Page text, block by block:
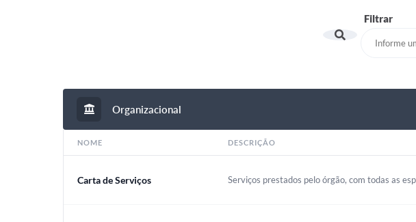
Filtrar
Organizacional
NOME DESCRIÇÃO
Carta de Serviços Serviços prestados pelo órgão, com todas as